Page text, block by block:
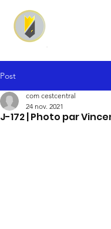
Post
J-172 | Photo par
com cestcentral
24 nov. 2021